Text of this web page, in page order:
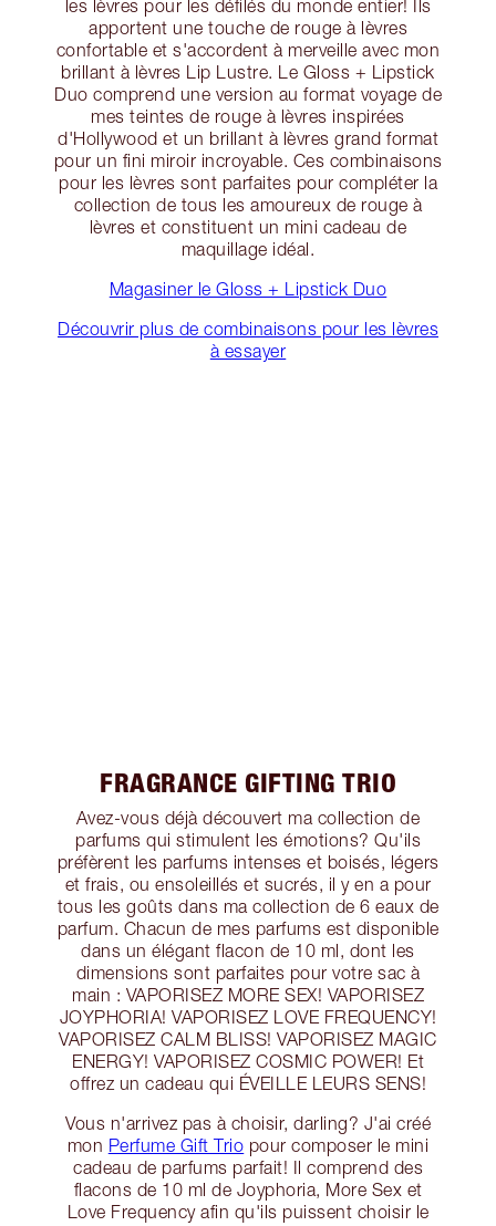
les lèvres pour les défilés du monde entier! Ils
apportent une touche de rouge à lèvres
confortable et s'accordent à merveille avec mon
brillant à lèvres Lip Lustre. Le Gloss + Lipstick
Duo comprend une version au format voyage de
mes teintes de rouge à lèvres inspirées
d'Hollywood et un brillant à lèvres grand format
pour un fini miroir incroyable. Ces combinaisons
pour les lèvres sont parfaites pour compléter la
collection de tous les amoureux de rouge à
lèvres et constituent un mini cadeau de
maquillage idéal.
Magasiner le Gloss + Lipstick Duo
Découvrir plus de combinaisons pour les lèvres
à essayer
FRAGRANCE GIFTING TRIO
Avez-vous déjà découvert ma collection de
parfums qui stimulent les émotions? Qu'ils
préfèrent les parfums intenses et boisés, légers
et frais, ou ensoleillés et sucrés, il y en a pour
tous les goûts dans ma collection de 6 eaux de
parfum. Chacun de mes parfums est disponible
dans un élégant flacon de 10 ml, dont les
dimensions sont parfaites pour votre sac à
main : VAPORISEZ MORE SEX! VAPORISEZ
JOYPHORIA! VAPORISEZ LOVE FREQUENCY!
VAPORISEZ CALM BLISS! VAPORISEZ MAGIC
ENERGY! VAPORISEZ COSMIC POWER! Et
offrez un cadeau qui ÉVEILLE LEURS SENS!
Vous n'arrivez pas à choisir, darling? J'ai créé
mon Perfume Gift Trio pour composer le mini
cadeau de parfums parfait! Il comprend des
flacons de 10 ml de Joyphoria, More Sex et
Love Frequency afin qu'ils puissent choisir le